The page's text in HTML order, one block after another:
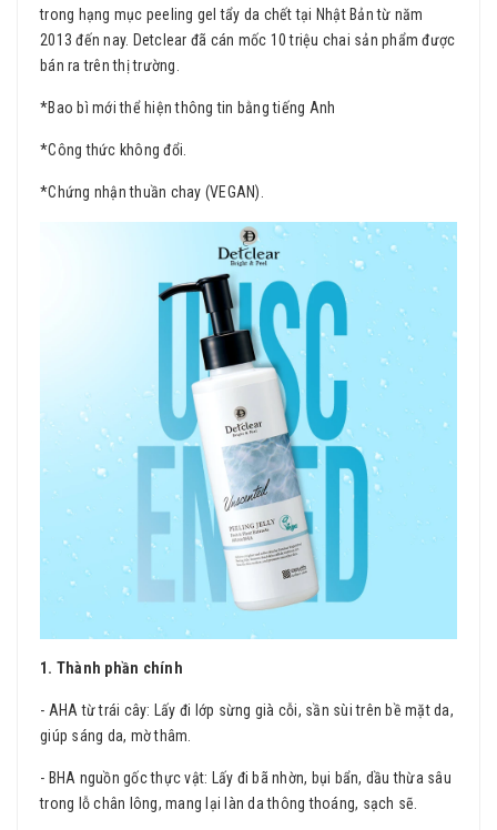
trong hạng mục peeling gel tẩy da chết tại Nhật Bản từ năm
2013 đến nay. Detclear đã cán mốc 10 triệu chai sản phẩm được
bán ra trên thị trường.
*Bao bì mới thể hiện thông tin bằng tiếng Anh
*Công thức không đổi.
*Chứng nhận thuần chay (VEGAN).
1. Thành phần chính
- AHA từ trái cây: Lấy đi lớp sừng già cỗi, sần sùi trên bề mặt da,
giúp sáng da, mờ thâm.
- BHA nguồn gốc thực vật: Lấy đi bã nhờn, bụi bẩn, dầu thừa sâu
trong lỗ chân lông, mang lại làn da thông thoáng, sạch sẽ.